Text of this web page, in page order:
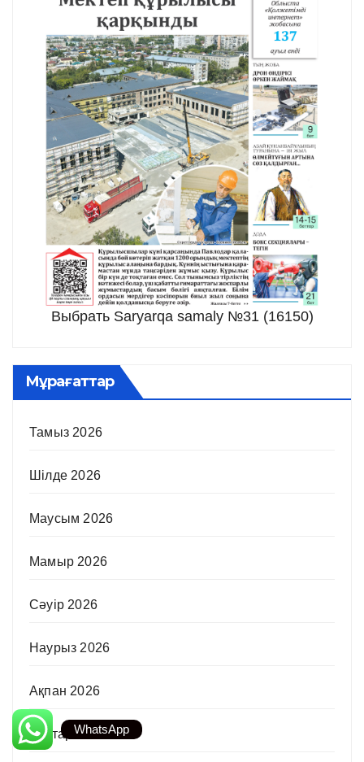
Выбрать Saryarqa samaly №31 (16150)
Мұрағаттар
Тамыз 2026
Шілде 2026
Маусым 2026
Мамыр 2026
Сәуір 2026
Наурыз 2026
Ақпан 2026
Қаңтар 2026
WhatsApp